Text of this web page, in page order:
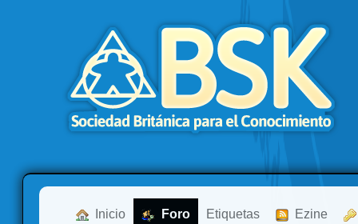
Inicio Foro Etiquetas Ezine